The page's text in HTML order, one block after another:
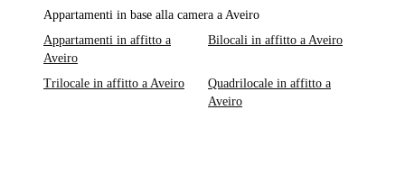
Appartamenti in base alla camera a Aveiro
Appartamenti in affitto a
Aveiro
Bilocali in affitto a Aveiro
Trilocale in affitto a Aveiro
Quadrilocale in affitto a
Aveiro